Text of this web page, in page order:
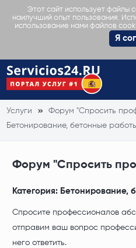
Этот сайт использует файлы
наилучший опыт пользования.
использование нами файлов
Я
Услуги
Форум "Спросить
Бетонирование, бетонные
Форум "Спросить
Категория: Бетонирование,
Спросите профессионалов
отправим ваш вопрос
него ответить.